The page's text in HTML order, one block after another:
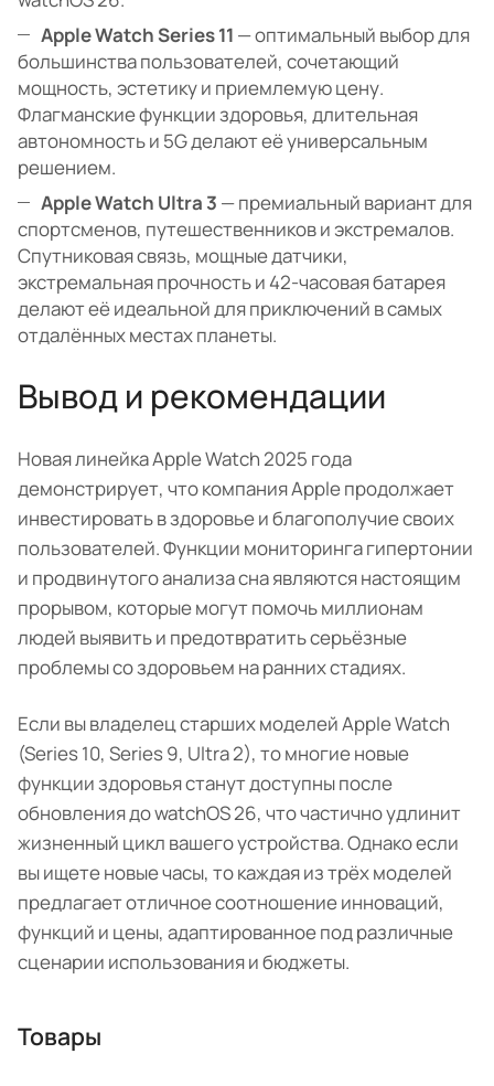
Apple Watch Series 11 — оптимальный выбор для
большинства пользователей, сочетающий
мощность, эстетику и приемлемую цену.
Флагманские функции здоровья, длительная
автономность и 5G делают её универсальным
решением.
Apple Watch Ultra 3 — премиальный вариант для
спортсменов, путешественников и экстремалов.
Спутниковая связь, мощные датчики,
экстремальная прочность и 42-часовая батарея
делают её идеальной для приключений в самых
отдалённых местах планеты.
Вывод и рекомендации
Новая линейка Apple Watch 2025 года
демонстрирует, что компания Apple продолжает
инвестировать в здоровье и благополучие своих
пользователей. Функции мониторинга гипертонии
и продвинутого анализа сна являются настоящим
прорывом, которые могут помочь миллионам
людей выявить и предотвратить серьёзные
проблемы со здоровьем на ранних стадиях.
Если вы владелец старших моделей Apple Watch
(Series 10, Series 9, Ultra 2), то многие новые
функции здоровья станут доступны после
обновления до watchOS 26, что частично удлинит
жизненный цикл вашего устройства. Однако если
вы ищете новые часы, то каждая из трёх моделей
предлагает отличное соотношение инноваций,
функций и цены, адаптированное под различные
сценарии использования и бюджеты.
Товары